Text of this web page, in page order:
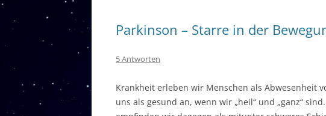
Parkinson – Starre in der
5 Antworten
Krankheit erleben wir Menschen als Abwesenheit
uns als gesund an, wenn wir „heil“ und „ganz“